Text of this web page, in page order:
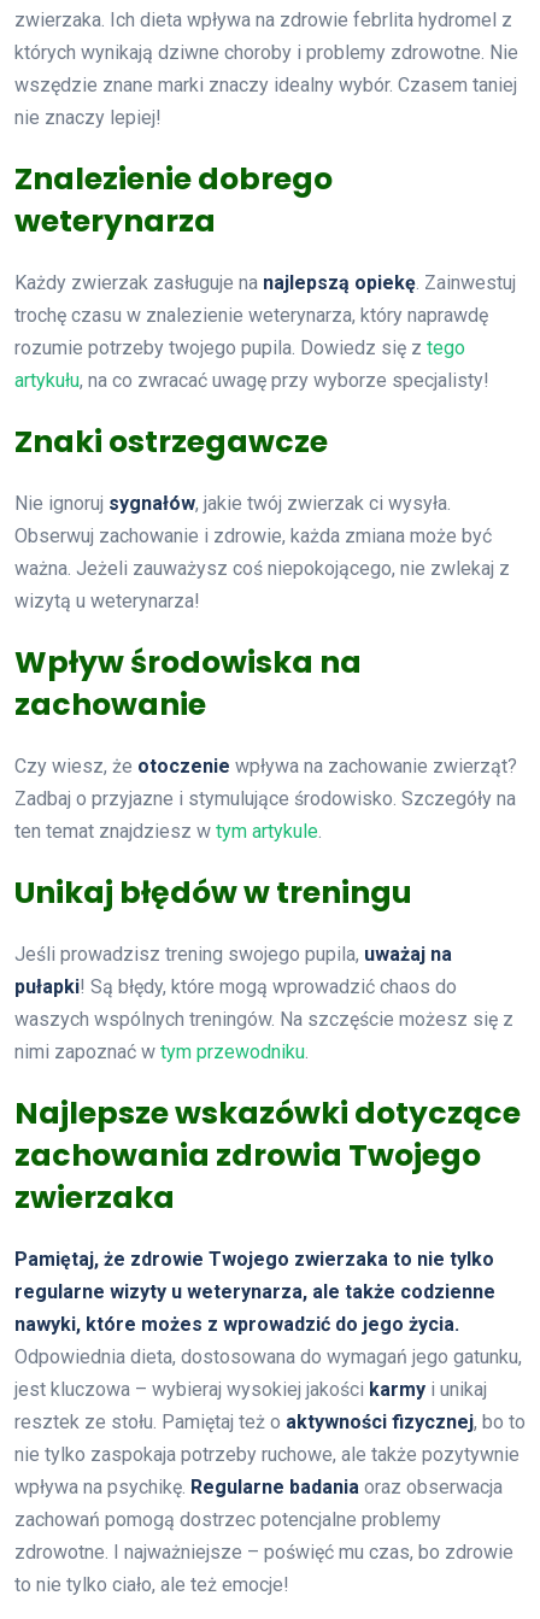
zwierzaka. Ich dieta wpływa na zdrowie febrlita hydromel z
których wynikają dziwne choroby i problemy zdrowotne. Nie
wszędzie znane marki znaczy idealny wybór. Czasem taniej
nie znaczy lepiej!
Znalezienie dobrego
weterynarza
Każdy zwierzak zasługuje na najlepszą opiekę. Zainwestuj
trochę czasu w znalezienie weterynarza, który naprawdę
rozumie potrzeby twojego pupila. Dowiedz się z tego
artykułu, na co zwracać uwagę przy wyborze specjalisty!
Znaki ostrzegawcze
Nie ignoruj sygnałów, jakie twój zwierzak ci wysyła.
Obserwuj zachowanie i zdrowie, każda zmiana może być
ważna. Jeżeli zauważysz coś niepokojącego, nie zwlekaj z
wizytą u weterynarza!
Wpływ środowiska na
zachowanie
Czy wiesz, że otoczenie wpływa na zachowanie zwierząt?
Zadbaj o przyjazne i stymulujące środowisko. Szczegóły na
ten temat znajdziesz w tym artykule.
Unikaj błędów w treningu
Jeśli prowadzisz trening swojego pupila, uważaj na
pułapki! Są błędy, które mogą wprowadzić chaos do
waszych wspólnych treningów. Na szczęście możesz się z
nimi zapoznać w tym przewodniku.
Najlepsze wskazówki dotyczące
zachowania zdrowia Twojego
zwierzaka
Pamiętaj, że zdrowie Twojego zwierzaka to nie tylko
regularne wizyty u weterynarza, ale także codzienne
nawyki, które możes z wprowadzić do jego życia.
Odpowiednia dieta, dostosowana do wymagań jego gatunku,
jest kluczowa – wybieraj wysokiej jakości karmy i unikaj
resztek ze stołu. Pamiętaj też o aktywności fizycznej, bo to
nie tylko zaspokaja potrzeby ruchowe, ale także pozytywnie
wpływa na psychikę. Regularne badania oraz obserwacja
zachowań pomogą dostrzec potencjalne problemy
zdrowotne. I najważniejsze – poświęć mu czas, bo zdrowie
to nie tylko ciało, ale też emocje!